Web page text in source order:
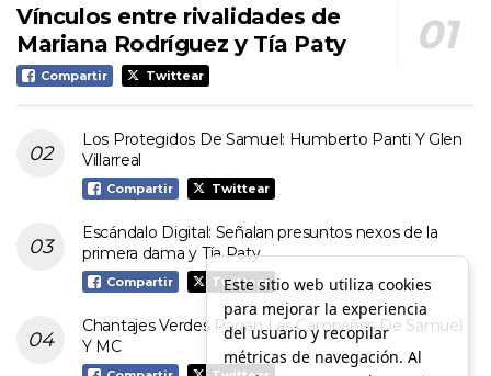
Vínculos entre rivalidades de
Mariana Rodríguez y Tía Paty
Compartir Twittear
Los Protegidos De Samuel: Humberto Panti Y Glen
Villarreal
Compartir Twittear
Escándalo Digital: Señalan presuntos nexos de la
primera dama y Tía Paty
Compartir Twittear
Chantajes Verdes Pagan Las Campañas De Samuel
Y MC
Este sitio web utiliza cookies
para mejorar la experiencia
del usuario y recopilar
métricas de navegación. Al